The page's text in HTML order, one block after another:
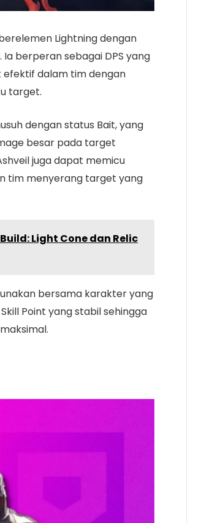
Lightning dengan
Ia berperan sebagai DPS yang
dalam tim dengan
target.
dengan status Bait, yang
besar pada target
juga dapat memicu
tim menyerang target yang
Light Cone dan Relic
bersama karakter yang
Point yang stabil sehingga